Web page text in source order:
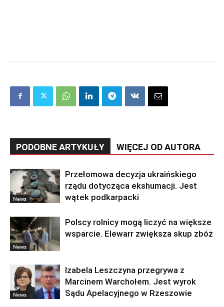
PODOBNE ARTYKUŁY WIĘCEJ OD AUTORA
News
Przełomowa decyzja ukraińskiego
rządu dotycząca ekshumacji. Jest
wątek podkarpacki
News
Polscy rolnicy mogą liczyć na większe
wsparcie. Elewarr zwiększa skup zbóż
News
Izabela Leszczyna przegrywa z
Marcinem Warchołem. Jest wyrok
Sądu Apelacyjnego w Rzeszowie